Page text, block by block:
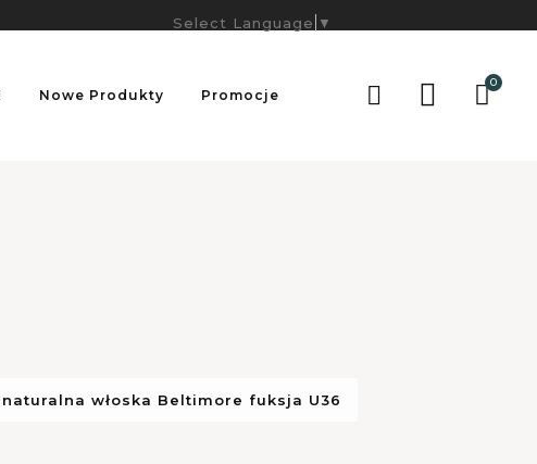
0

Nowe Produkty Promocje
Select Language ▼
włoska Beltimore fuksja U36